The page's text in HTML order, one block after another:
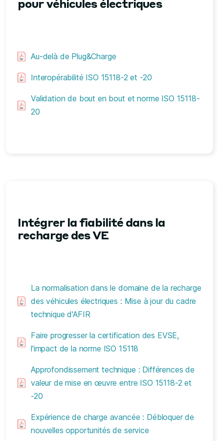
pour véhicules électriques
Au-delà de Plug&Charge
Interopérabilité ISO 15118-2 et -20
Validation de bout en bout et norme ISO 15118-
20
Intégrer la fiabilité dans la
recharge des VE
La normalisation dans le domaine de la recharge
des véhicules électriques : Mise à jour du cadre
technique d'AFIR
Faire progresser la certification des EVSE,
l'impact de la norme ISO 15118
Approfondissement technique : Différences de
valeur de mise en œuvre entre ISO 15118-2 et
-20
Expérience de charge avancée : Débloquer de
nouvelles opportunités de service